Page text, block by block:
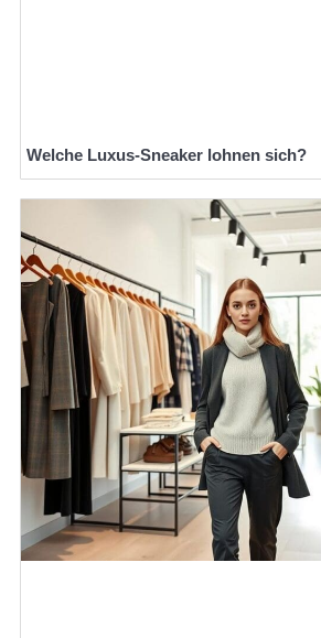
Welche Luxus-Sneaker lohnen sich?